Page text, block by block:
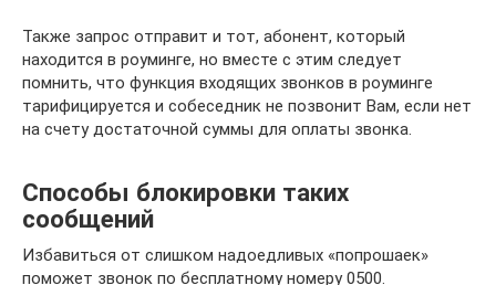
Также запрос отправит и тот, абонент, который
находится в роуминге, но вместе с этим следует
помнить, что функция входящих звонков в роуминге
тарифицируется и собеседник не позвонит Вам, если нет
на счету достаточной суммы для оплаты звонка.
Способы блокировки таких
сообщений
Избавиться от слишком надоедливых «попрошаек»
поможет звонок по бесплатному номеру 0500.